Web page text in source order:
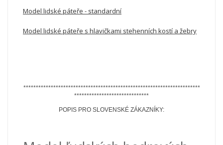
Model lidské páteře - standardní
Model lidské páteře s hlavičkami stehenních kostí a žebry
***********************************************************************
******************************
POPIS PRO SLOVENSKÉ ZÁKAZNÍKY: